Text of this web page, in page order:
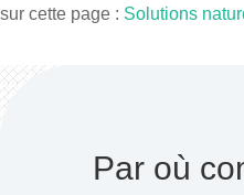
sur cette page : Solutions
Par où